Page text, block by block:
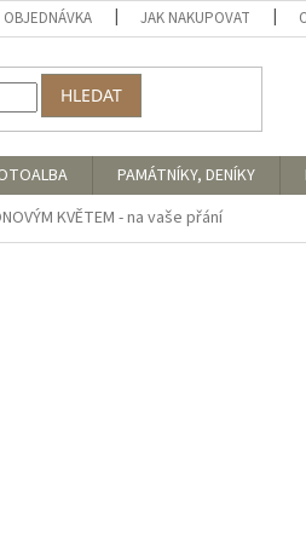
OBJEDNÁVKA JAK NAKUPOVAT
HLEDAT
PAMÁTNÍKY, DENÍKY
KVĚTEM - na vaše přání